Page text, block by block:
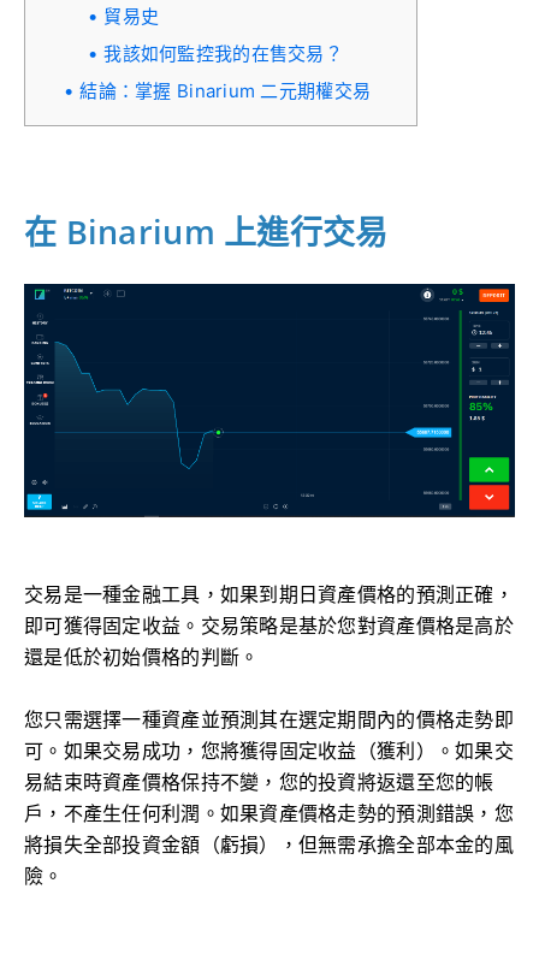
貿易史
我該如何監控我的在售交易？
結論：掌握 Binarium 二元期權交易
在 Binarium 上進行交易
交易是一種金融工具，如果到期日資產價格的預測正確，
即可獲得固定收益。交易策略是基於您對資產價格是高於
還是低於初始價格的判斷。
您只需選擇一種資產並預測其在選定期間內的價格走勢即
可。如果交易成功，您將獲得固定收益（獲利）。如果交
易結束時資產價格保持不變，您的投資將返還至您的帳
戶，不產生任何利潤。如果資產價格走勢的預測錯誤，您
將損失全部投資金額（虧損），但無需承擔全部本金的風
險。